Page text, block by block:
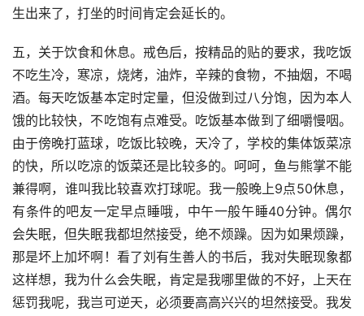
生出来了，打坐的时间肯定会延长的。
五，关于饮食和休息。戒色后，按精品的贴的要求，我吃饭
不吃生冷，寒凉，烧烤，油炸，辛辣的食物，不抽烟，不喝
酒。每天吃饭基本定时定量，但没做到过八分饱，因为本人
饿的比较快，不吃饱有点难受。吃饭基本做到了细嚼慢咽。
由于傍晚打蓝球，吃饭比较晚，天冷了，学校的集体饭菜凉
的快，所以吃凉的饭菜还是比较多的。呵呵，鱼与熊掌不能
兼得啊，谁叫我比较喜欢打球呢。我一般晚上9点50休息，
有条件的吧友一定早点睡哦，中午一般午睡40分钟。偶尔
会失眠，但失眠我都坦然接受，绝不烦躁。因为如果烦躁，
那是坏上加坏啊！看了刘有生善人的书后，我对失眠现象都
这样想，我为什么会失眠，肯定是我哪里做的不好，上天在
惩罚我呢，我岂可逆天，必须要高高兴兴的坦然接受。我发